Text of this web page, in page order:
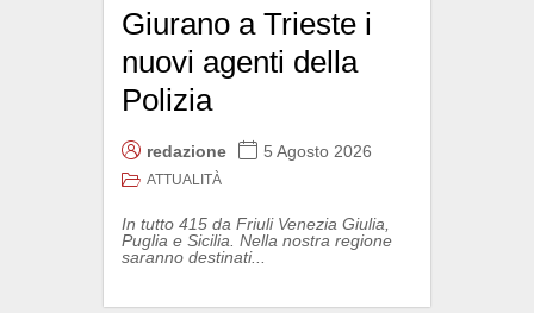
Giurano a Trieste i
nuovi agenti della
Polizia
redazione 5 Agosto 2026
ATTUALITÀ
In tutto 415 da Friuli Venezia Giulia,
Puglia e Sicilia. Nella nostra regione
saranno destinati...